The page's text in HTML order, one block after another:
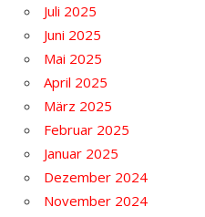
Juli 2025
Juni 2025
Mai 2025
April 2025
März 2025
Februar 2025
Januar 2025
Dezember 2024
November 2024